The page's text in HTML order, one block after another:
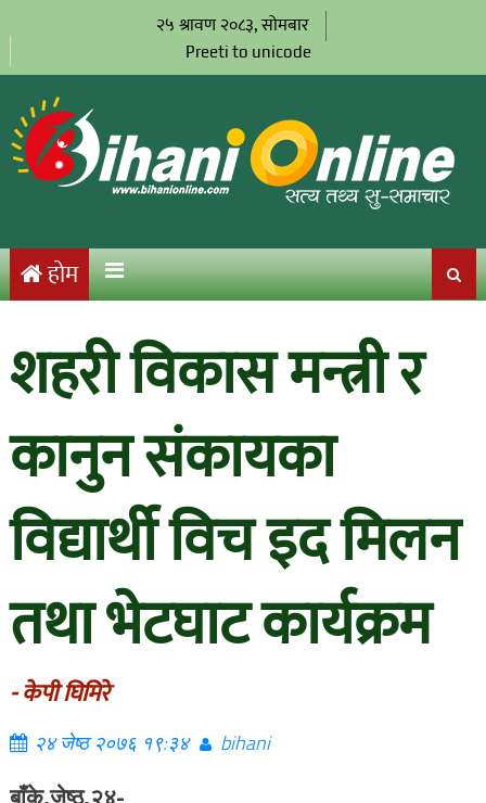
२५ श्रावण २०८३, सोमबार
Preeti to unicode
होम
शहरी विकास मन्त्री र
कानुन संकायका
विद्यार्थी विच इद मिलन
तथा भेटघाट कार्यक्रम
- केपी घिमिरे
२४ जेष्ठ २०७६ १९:३४ bihani